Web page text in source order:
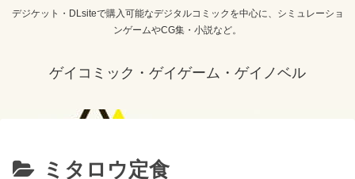
デジケット・DLsiteで購入可能なデジタルコミックを中心に、シミュレーショ
ンゲームやCG集・小説など。
ゲイコミック・ゲイゲーム・ゲイノベル
ミタロウ定食